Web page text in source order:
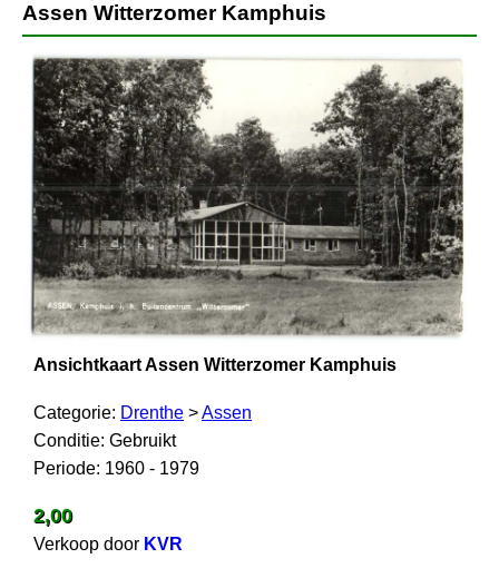
Assen Witterzomer Kamphuis
Ansichtkaart Assen Witterzomer Kamphuis
Categorie: Drenthe >Assen
Conditie: Gebruikt
Periode: 1960 - 1979
2,00
Verkoop door KVR